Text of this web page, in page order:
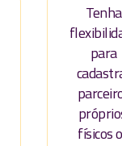
Tenha
para
físicos